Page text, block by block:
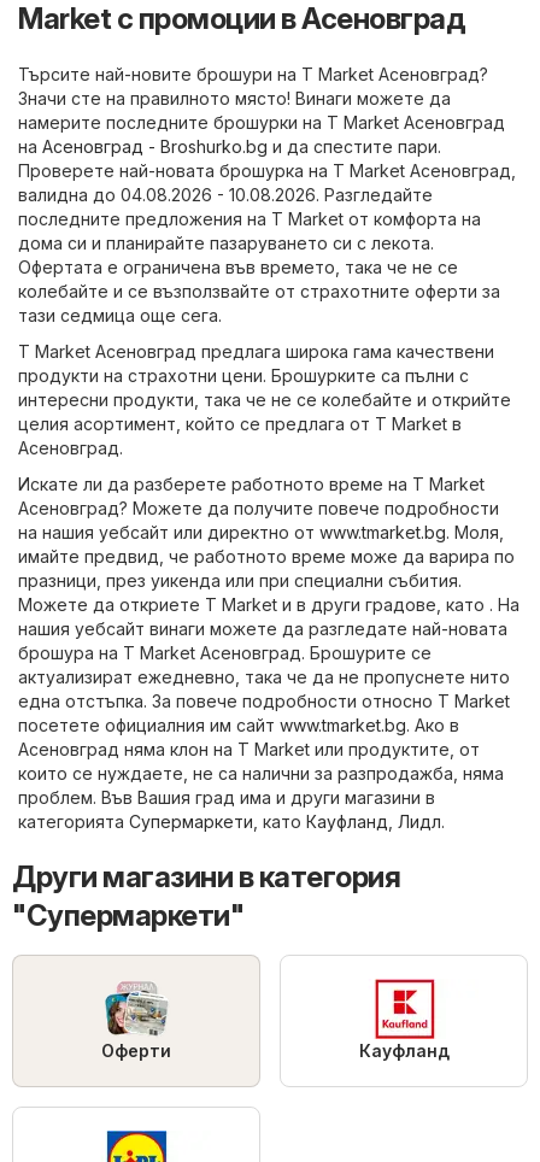
Market с промоции в Асеновград
Търсите най-новите брошури на T Market Асеновград?
Значи сте на правилното място! Винаги можете да
намерите последните брошурки на T Market Асеновград
на Асеновград - Broshurko.bg и да спестите пари.
Проверете най-новата брошурка на T Market Асеновград,
валидна до 04.08.2026 - 10.08.2026. Разгледайте
последните предложения на T Market от комфорта на
дома си и планирайте пазаруването си с лекота.
Офертата е ограничена във времето, така че не се
колебайте и се възползвайте от страхотните оферти за
тази седмица още сега.
T Market Асеновград предлага широка гама качествени
продукти на страхотни цени. Брошурките са пълни с
интересни продукти, така че не се колебайте и открийте
целия асортимент, който се предлага от T Market в
Асеновград.
Искате ли да разберете работното време на T Market
Асеновград? Можете да получите повече подробности
на нашия уебсайт или директно от www.tmarket.bg. Моля,
имайте предвид, че работното време може да варира по
празници, през уикенда или при специални събития.
Можете да откриете T Market и в други градове, като . На
нашия уебсайт винаги можете да разгледате най-новата
брошура на T Market Асеновград. Брошурите се
актуализират ежедневно, така че да не пропуснете нито
една отстъпка. За повече подробности относно T Market
посетете официалния им сайт www.tmarket.bg. Ако в
Асеновград няма клон на T Market или продуктите, от
които се нуждаете, не са налични за разпродажба, няма
проблем. Във Вашия град има и други магазини в
категорията Супермаркети , като Кауфланд Лидл.
Други магазини в категория
"Супермаркети"
Оферти Кауфланд